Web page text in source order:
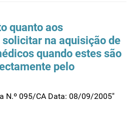
quanto aos
na aquisição de
quando estes são
pelo
N.º 095/CA Data: 08/09/2005"